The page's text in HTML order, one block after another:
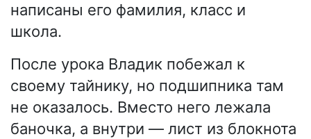
написаны его фамилия, класс и
школа.
После урока Владик побежал к
своему тайнику, но подшипника там
не оказалось. Вместо него лежала
баночка, а внутри — лист из блокнота